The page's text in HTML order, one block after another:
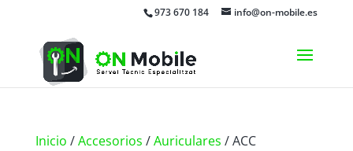
973 670 184 info@on-mobile.es
Inicio /Accesorios /Auriculares / ACC